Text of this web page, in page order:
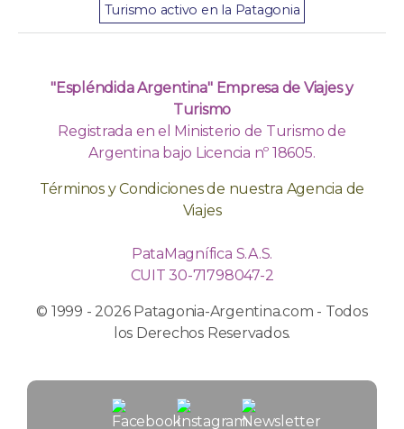
Turismo activo en la Patagonia
"Espléndida Argentina" Empresa de Viajes y
Turismo
Registrada en el Ministerio de Turismo de
Argentina bajo Licencia nº 18605.
Términos y Condiciones de nuestra Agencia de
Viajes
PataMagnífica S.A.S.
CUIT 30-71798047-2
© 1999 - 2026 Patagonia-Argentina.com - Todos
los Derechos Reservados.